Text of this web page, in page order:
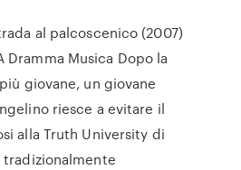
al palcoscenico (2007)
Dramma Musica Dopo la
giovane, un giovane
riesce a evitare il
alla Truth University di